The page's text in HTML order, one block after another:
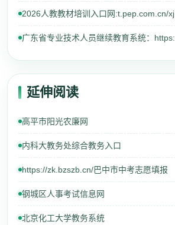
2026人教教材培训入口网:t.pep.com.cn/xj
广东省专业技术人员继续教育系统：https:
延伸阅读
高平市阳光农廉网
内科大教务处综合教务入口
https://zk.bzszb.cn/巴中市中考志愿填报
钢城区人事考试信息网
北京化工大学教务系统